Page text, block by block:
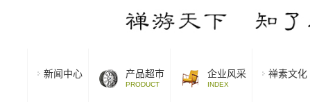
新闻中心 产品超市
PRODUCT
企业风采
INDEX
禅素文化